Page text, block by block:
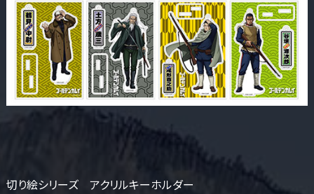
切り絵シリーズ アクリルキーホルダー